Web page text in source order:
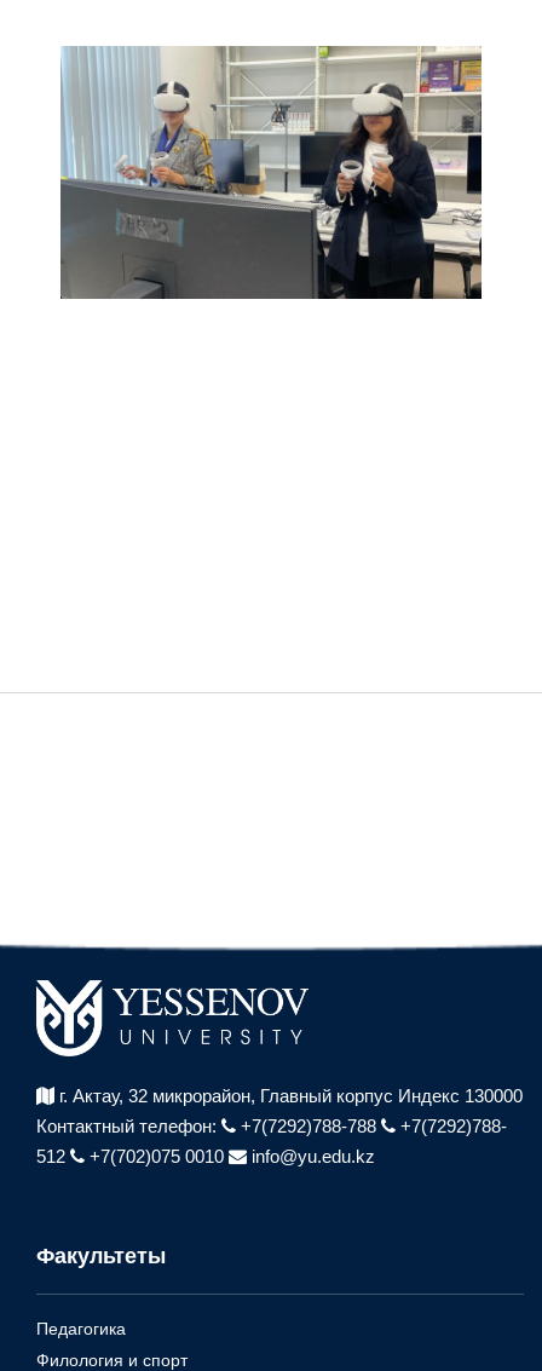
г. Актау, 32 микрорайон, Главный корпус Индекс 130000
Контактный телефон:
+7(7292)788-788
+7(7292)788-
512
+7(702)075 0010 info@yu.edu.kz
Факультеты
Педагогика
Филология и спорт